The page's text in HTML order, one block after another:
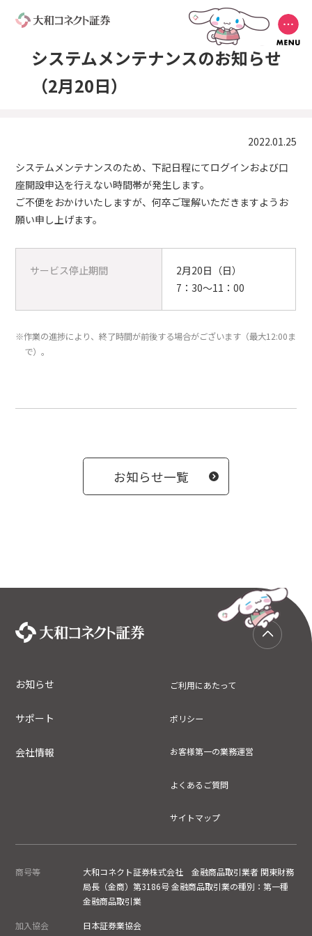
システムメンテナンスのお知らせ
（2月20日）
2022.01.25
システムメンテナンスのため、下記日程にてログインおよび口
座開設申込を行えない時間帯が発生します。
ご不便をおかけいたしますが、何卒ご理解いただきますようお
願い申し上げます。
サービス停止期間
2月20日（日）
7：30～11：00
※作業の進捗により、終了時間が前後する場合がございます（最大12:00ま
で）。
お知らせ一覧
お知らせ
サポート
会社情報
ご利用にあたって
ポリシー
お客様第一の業務運営
よくあるご質問
サイトマップ
商号等
大和コネクト証券株式会社 金融商品取引業者 関東財務
局長（金商）第3186号 金融商品取引業の種別：第一種
金融商品取引業
加入協会 日本証券業協会